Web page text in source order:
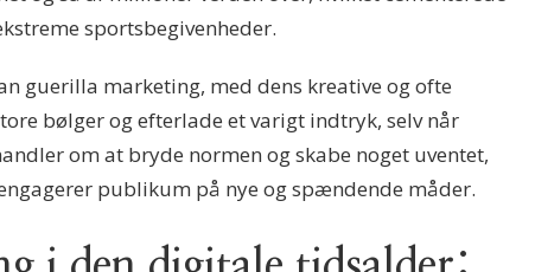
sportsbegivenheder.
guerilla marketing, med dens kreative og ofte
bølger og efterlade et varigt indtryk, selv når
om at bryde normen og skabe noget uventet,
publikum på nye og spændende måder.